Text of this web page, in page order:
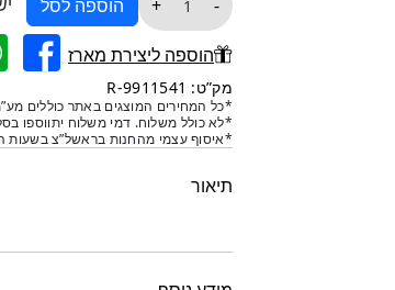
היה:
₪115.
הוא:
₪90.
-
קופסת
מתנה
שקופה
של
10
יחדות
+ הוספה לסל
הוספה ליצירת מארז
מק”ט: 9911541-R
*כל המחירים המוצגים באתר כוללים
*לא כולל משלוח. דמי משלוח יתווספו
*איסוף עצמי מהחנות בראשל”צ בשעות
תיאור